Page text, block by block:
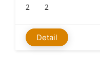
2 2
Detail